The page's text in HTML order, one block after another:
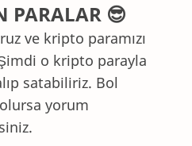
PARALAR 😎
ve kripto paramızı
o kripto parayla
satabiliriz. Bol
yorum